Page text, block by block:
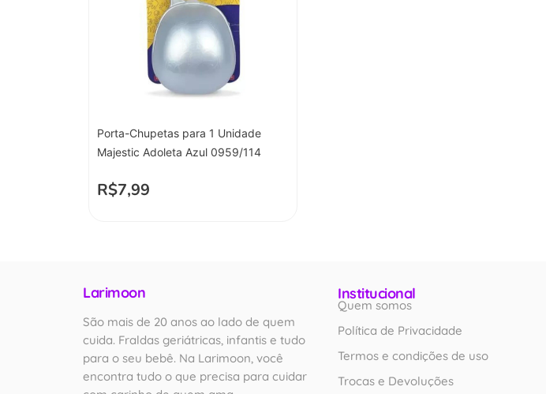
Porta-Chupetas para 1 Unidade
Majestic Adoleta Azul 0959/114
R$7,99
Larimoon
São mais de 20 anos ao lado de quem
cuida. Fraldas geriátricas, infantis e tudo
para o seu bebê. Na Larimoon, você
encontra tudo o que precisa para cuidar
Institucional
Quem somos
Política de Privacidade
Termos e condições de uso
Trocas e Devoluções